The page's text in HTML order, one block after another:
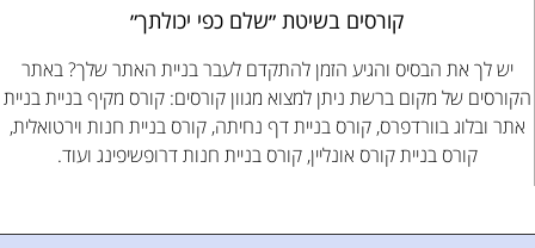
קורסים בשיטת ״שלם כפי יכולתך״
יש לך את הבסיס והגיע הזמן להתקדם לעבר בניית האתר שלך? באתר
הקורסים של מקום ברשת ניתן למצוא מגוון קורסים: קורס מקיף בניית בניית
אתר ובלוג בוורדפרס, קורס בניית דף נחיתה, קורס בניית חנות וירטואלית,
קורס בניית קורס אונליין, קורס בניית חנות דרופשיפינג ועוד.